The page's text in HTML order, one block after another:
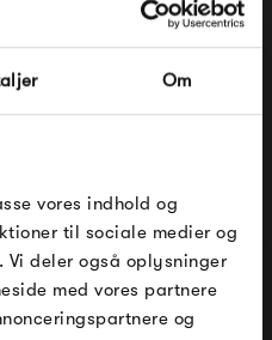
Om
vores indhold og
til sociale medier og
deler også oplysninger
med vores partnere
og
HAY Weekday Bench 190
x 32
3 499,00 kr
ORDRE